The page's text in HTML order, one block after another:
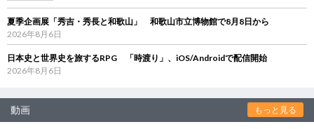
夏季企画展「秀吉・秀長と和歌山」 和歌山市立博物館で8月8日から
2026年8月6日
日本史と世界史を旅するRPG 「時渡り」、iOS/Androidで配信開始
2026年8月6日
動画 もっと見る